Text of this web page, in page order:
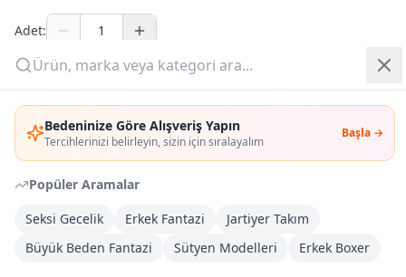
Bedeninize Göre Alışveriş Yapın
Tercihlerinizi belirleyin, sizin için sıralayalım
Başla →
Popüler Aramalar
Seksi Gecelik
Erkek Fantazi
Jartiyer Takım
Büyük Beden Fantazi
Sütyen Modelleri Erkek Boxer
OUTLET
Giriş Yap
Üye Ol
Adet:
Sepete Ekle
Şimdi Al
DHL Kargoya Teslim
Bayram tatili sonrasında kargolanacaktır
Kargo Bedava